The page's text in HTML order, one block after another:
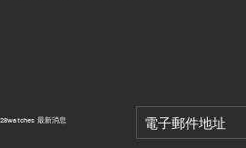
​28watches 最新消息